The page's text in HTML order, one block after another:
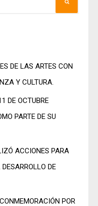
DE LAS ARTES CON
Y CULTURA.
DE OCTUBRE
PARTE DE SU
ACCIONES PARA
DE
POR